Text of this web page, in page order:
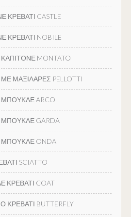
ΚΡΕΒΑΤΙ CASTLE
ΚΡΕΒΑΤΙ NOBILE
MONTATO
ΜΑΞΙΛΑΡΕΣ PELLOTTI
ΜΠΟΥΚΛΕ ARCO
ΜΠΟΥΚΛΕ GARDA
ΜΠΟΥΚΛΕ ONDA
SCIATTO
ΚΡΕΒΑΤΙ COAT
ΚΡΕΒΑΤΙ BUTTERFLY